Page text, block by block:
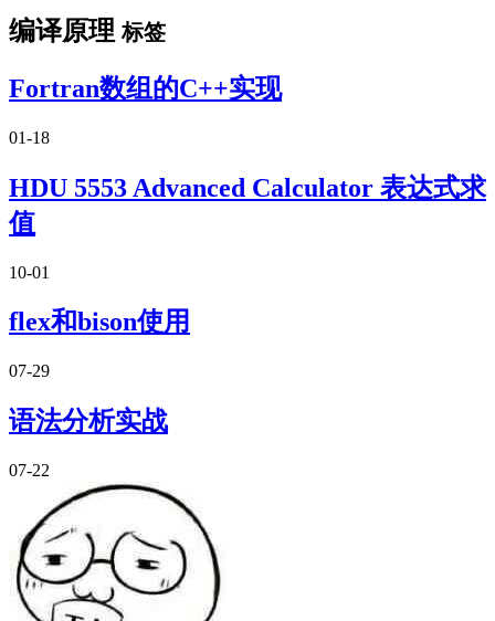
编译原理标签
Fortran数组的C++实现
01-18
HDU 5553 Advanced Calculator 表达式求
值
10-01
flex和bison使用
07-29
语法分析实战
07-22